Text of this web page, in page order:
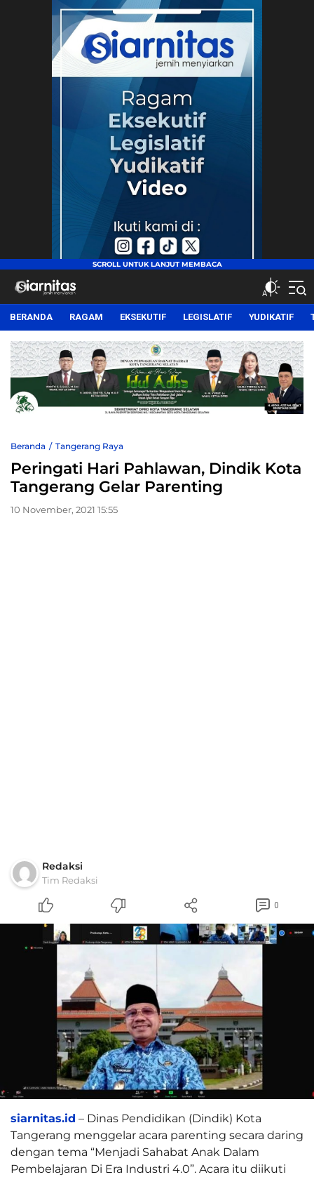
siarnitas
Jernih Menyiarkan
BERANDA RAGAM EKSEKUTIF LEGISLATIF YUDIKATIF
Beranda Tangerang Raya
Peringati Hari Pahlawan, Dindik Kota
Tangerang Gelar Parenting
10 November, 2021 15:55
Redaksi
Tim Redaksi
0
siarnitas.id – Dinas Pendidikan (Dindik) Kota
Tangerang menggelar acara parenting secara daring
dengan tema “Menjadi Sahabat Anak Dalam
Pembelajaran Di Era Industri 4.0”. Acara itu diikuti